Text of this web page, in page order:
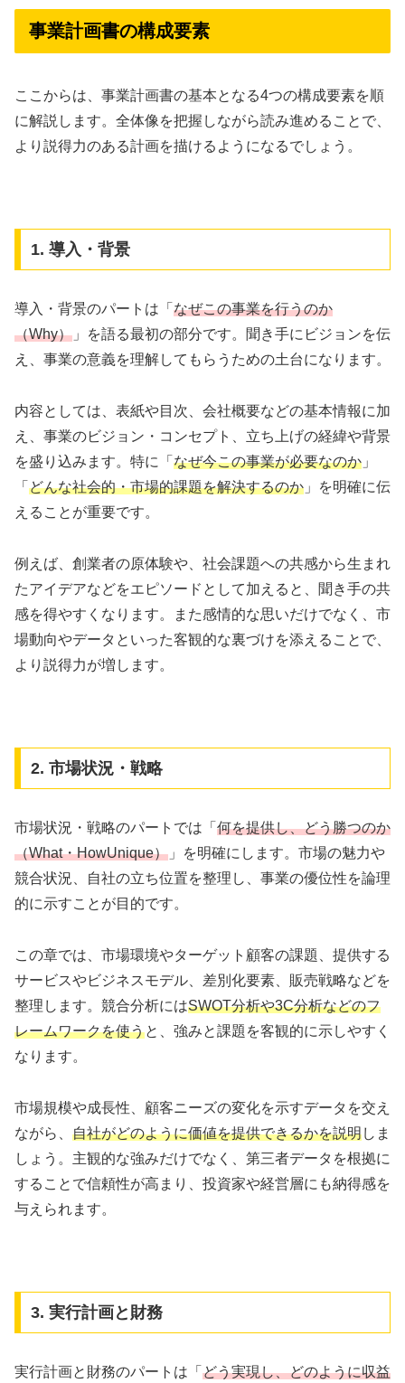
事業計画書の構成要素
ここからは、事業計画書の基本となる4つの構成要素を順
に解説します。全体像を把握しながら読み進めることで、
より説得力のある計画を描けるようになるでしょう。
1. 導入・背景
導入・背景のパートは「 なぜこの事業を行うのか
（Why） 」を語る最初の部分です。聞き手にビジョンを伝
え、事業の意義を理解してもらうための土台になります。
内容としては、表紙や目次、会社概要などの基本情報に加
え、事業のビジョン・コンセプト、立ち上げの経緯や背景
を盛り込みます。特に「 なぜ今この事業が必要なのか 」
「 どんな社会的・市場的課題を解決するのか 」を明確に伝
えることが重要です。
例えば、創業者の原体験や、社会課題への共感から生まれ
たアイデアなどをエピソードとして加えると、聞き手の共
感を得やすくなります。また感情的な思いだけでなく、市
場動向やデータといった客観的な裏づけを添えることで、
より説得力が増します。
2. 市場状況・戦略
市場状況・戦略のパートでは「 何を提供し、どう勝つのか
（What・HowUnique） 」を明確にします。市場の魅力や
競合状況、自社の立ち位置を整理し、事業の優位性を論理
的に示すことが目的です。
この章では、市場環境やターゲット顧客の課題、提供する
サービスやビジネスモデル、差別化要素、販売戦略などを
整理します。競合分析にはSWOT分析や3C分析などのフ
レームワークを使うと、強みと課題を客観的に示しやすく
なります。
市場規模や成長性、顧客ニーズの変化を示すデータを交え
ながら、 自社がどのように価値を提供できるかを説明しま
しょう。主観的な強みだけでなく、第三者データを根拠に
することで信頼性が高まり、投資家や経営層にも納得感を
与えられます。
3. 実行計画と財務
実行計画と財務のパートは「 どう実現し、どのように収益